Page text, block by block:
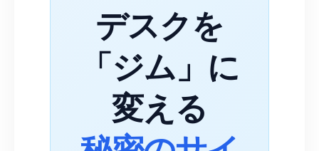
デスクを
「ジム」に
変える